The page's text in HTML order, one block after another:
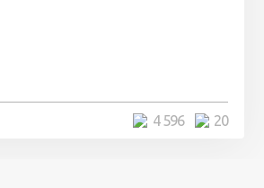
20
4 596